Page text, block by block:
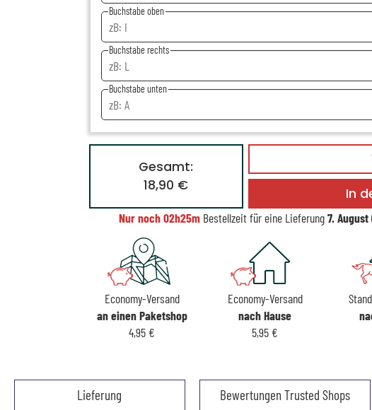
Buchstabe oben
Buchstabe rechts
Buchstabe unten
Gesamt:
18,90 €
In
Nur noch02h25mBestellzeit für eine Lieferung7. August
Economy-Versand
an einen Paketshop
4,95 €
Economy-Versand
nach Hause
5,95 €
Lieferung Bewertungen Trusted Shops